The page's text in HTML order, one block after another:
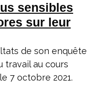
sensibles
sur leur
de son enquête
travail au cours
7 octobre 2021.